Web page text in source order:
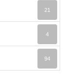
21
4
94